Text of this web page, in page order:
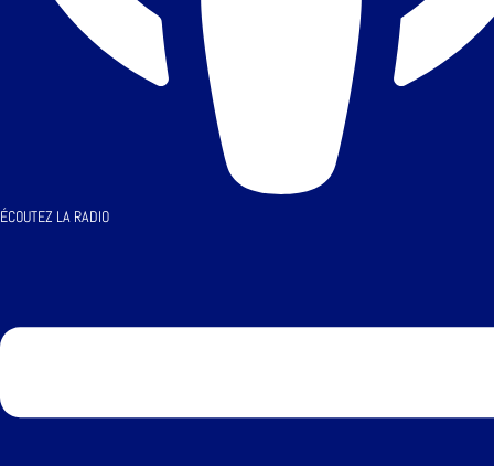
ÉCOUTEZ LA RADIO